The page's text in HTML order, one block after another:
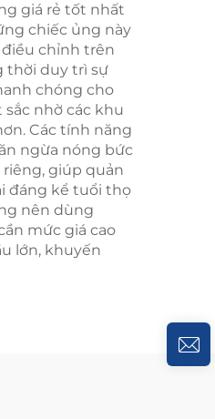
giá rẻ tốt nhất
chiếc ủng này
điều chỉnh trên
thời duy trì sự
chóng cho
nhờ các khu
Các tính năng
ngừa nóng bức
giúp quản
đáng kể tuổi thọ
nên dùng
mức giá cao
lớn, khuyến